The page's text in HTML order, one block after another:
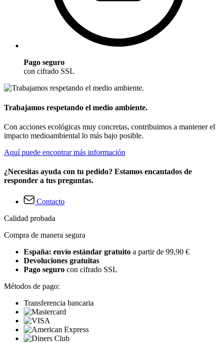
Pago seguro
con cifrado SSL
Trabajamos respetando el medio ambiente.
Con acciones ecológicas muy concretas, contribuimos a mantener el
impacto medioambiental lo más bajo posible.
Aquí puede encontrar más información
¿Necesitas ayuda con tu pedido? Estamos encantados de
responder a tus preguntas.
Contacto
Calidad probada
Compra de manera segura
España: envío estándar gratuito a partir de 99,90 €
Devoluciones gratuitas
Pago seguro con cifrado SSL
Métodos de pago:
Transferencia bancaria